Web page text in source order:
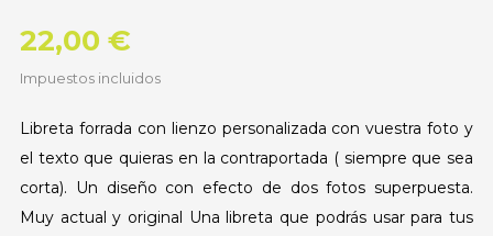
22,00 €
Impuestos incluidos
Libreta forrada con lienzo personalizada con vuestra foto y
el texto que quieras en la contraportada ( siempre que sea
corta). Un diseño con efecto de dos fotos superpuesta.
Muy actual y original Una libreta que podrás usar para tus